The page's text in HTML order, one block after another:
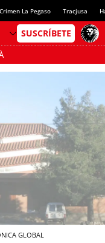
Crimen La Pegaso Tracjusa
GLOBAL